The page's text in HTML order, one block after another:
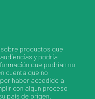
productos que
y podría
que podrían no
cuenta que no
haber accedido a
con algún proceso
país de origen.